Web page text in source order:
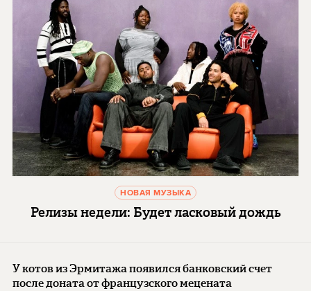
НОВАЯ МУЗЫКА
Релизы недели: Будет ласковый дождь
У котов из Эрмитажа появился банковский счет
после доната от французского мецената